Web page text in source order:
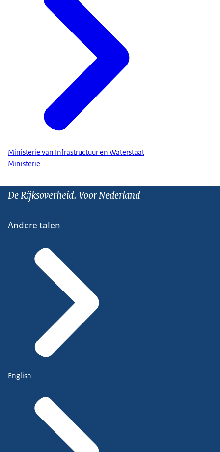
Ministerie van Infrastructuur en Waterstaat
Ministerie
De Rijksoverheid. Voor Nederland
Andere talen
English